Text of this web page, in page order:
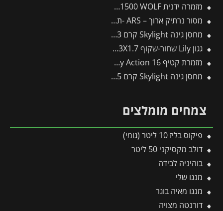
מזמרה ידנית by-pass indoor RR1500 WOLF
מסור נרתיק ארוך – ARS -תבור
מחסן גינה Skylight קרם 1.9X2.3 מבית פלרם – קנופיה
גגון Lily שחור-שקוף 1.3X1.7 בעיצוב רטרו מבית פלרם – Canopia
מזמרת קטיף 16 Easy Action ס"מ פיסקארס
מחסן גינה Skylight קרם 1.9X1.5 מבית פלרם – קנופיה
צמחים מומלצים
פיקוס בליז 10 ליטר (גומי)
דולב מקסיקני 50 ליטר
בוהיניה לבידה
מנגו שלי
מנגו מאיה בוגר
דורנטה מצויה